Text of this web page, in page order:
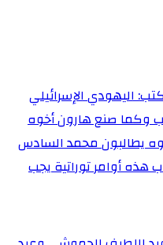
اليهودي الإسرائيلي
وكما صنع هارون أخوه
يطالبون محمد السادس
أوامر توراتية يجب